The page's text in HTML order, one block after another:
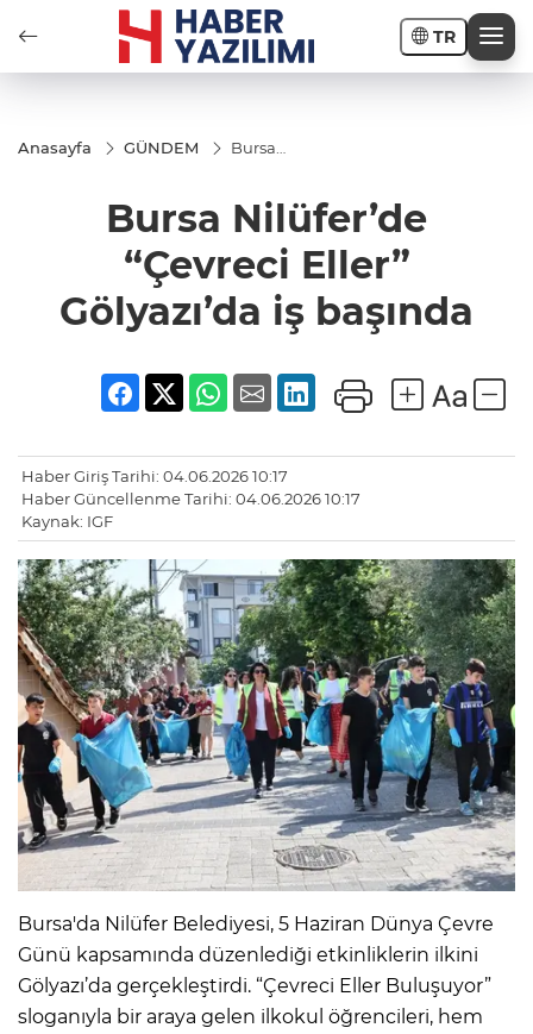
TR
Anasayfa GÜNDEM
Bursa
Eller”
Gölyazı’da
Bursa Nilüfer’de
“Çevreci Eller”
Gölyazı’da iş başında
Haber Giriş Tarihi: 04.06.2026 10:17
Haber Güncellenme Tarihi: 04.06.2026 10:17
Kaynak: IGF
Bursa'da Nilüfer Belediyesi, 5 Haziran Dünya Çevre
Günü kapsamında düzenlediği etkinliklerin ilkini
Gölyazı’da gerçekleştirdi. “Çevreci Eller Buluşuyor”
sloganıyla bir araya gelen ilkokul öğrencileri, hem